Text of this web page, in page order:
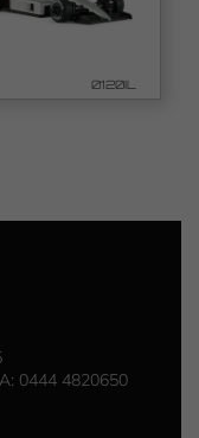
0120IL
‭0444 4820650‬